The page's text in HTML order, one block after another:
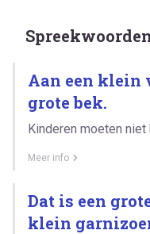
Aan een klein
grote bek.
Kinderen moeten niet
Meer info
Dat is een
klein